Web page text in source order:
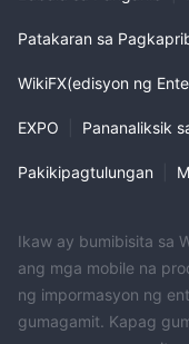
Patakaran sa
WikiFX(edisyon ng
EXPO Pananaliksik
Pakikipagtulungan
Ikaw ay bumibisita sa
ang mga mobile na
ng impormasyon ng
gumagamit. Kapag